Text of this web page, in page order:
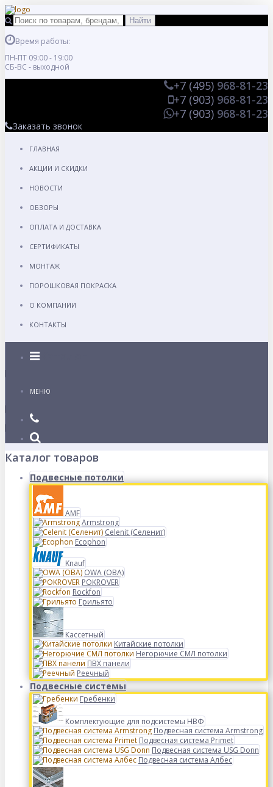
Время работы:
ПН-ПТ 09:00 - 19:00
СБ-ВС - выходной
+7 (495) 968-81-23
+7 (903) 968-81-23
+7 (903) 968-81-23
Заказать звонок
ГЛАВНАЯ
АКЦИИ И СКИДКИ
НОВОСТИ
ОБЗОРЫ
ОПЛАТА И ДОСТАВКА
СЕРТИФИКАТЫ
МОНТАЖ
ПОРОШКОВАЯ ПОКРАСКА
О КОМПАНИИ
КОНТАКТЫ
Каталог
МЕНЮ
Каталог товаров
Подвесные потолки
AMF
Armstrong
Celenit (Селенит)
Ecophon
Knauf
OWA (ОВА)
POKROVER
Rockfon
Грильято
Кассетный
Китайские потолки
Негорючие СМЛ потолки
ПВХ панели
Реечный
Подвесные системы
Гребенки
Комплектующие для подсистемы НВФ
Подвесная система Armstrong
Подвесная система Primet
Подвесная система USG Donn
Подвесная система Албес